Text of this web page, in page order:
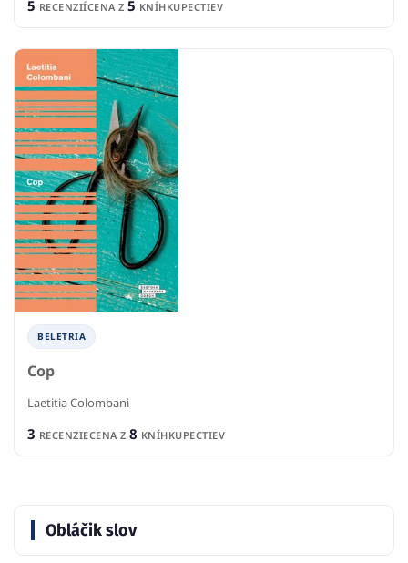
5 RECENZIÍCENA Z 5 KNÍHKUPECTIEV
BELETRIA
Cop
Laetitia Colombani
3 RECENZIECENA Z 8 KNÍHKUPECTIEV
Obláčik slov